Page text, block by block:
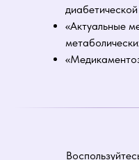
«Актуальные